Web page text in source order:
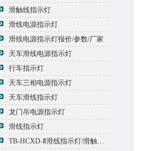
滑触线指示灯
滑线电源指示灯
滑线电源指示灯报价/参数/厂家
天车滑线电源指示灯
行车指示灯
天车三相电源指示灯
天车滑线指示灯
龙门吊电源指示灯
滑线指示灯
TB-HCXD-Ⅱ滑线指示灯/滑触线指示灯